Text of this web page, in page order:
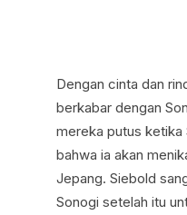
Dengan cinta dan
berkabar dengan
mereka putus ketika
bahwa ia akan
Jepang. Siebold
Sonogi setelah itu